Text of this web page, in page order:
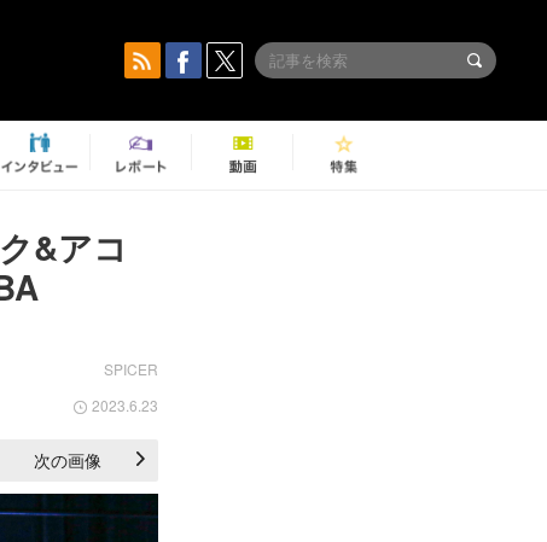
&アコ
SPICER
2023.6.23
次の画像